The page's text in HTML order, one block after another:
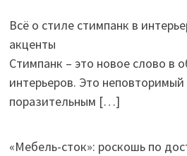
Всё о стиле стимпанк в
акценты
Стимпанк – это новое слово в
интерьеров. Это
поразительным […]
«Мебель-сток»: роскошь по